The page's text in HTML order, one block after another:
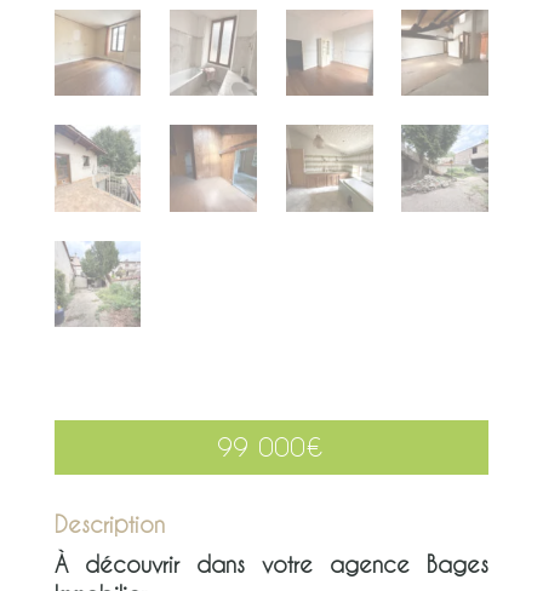
99 000€
Description
À découvrir dans votre agence Bages